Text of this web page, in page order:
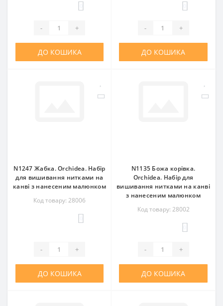
- +
ДО КОШИКА
- +
ДО КОШИКА
N1247 Жабка. Orchidea. Набір
для вишивання нитками на
канві з нанесеним малюнком
Код товару: 28006
- +
ДО КОШИКА
N1135 Божа корівка.
Orchidea. Набір для
вишивання нитками на канві
з нанесеним малюнком
Код товару: 28002
- +
ДО КОШИКА